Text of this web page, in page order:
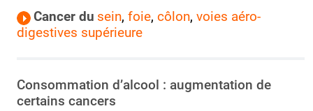
Cancer du sein, foie, côlon, voies aéro-
digestives supérieure
Consommation d’alcool : augmentation de
certains cancers